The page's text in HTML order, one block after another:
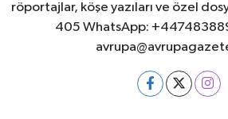
röportajlar, köşe yazıları ve özel
405 WhatsApp: